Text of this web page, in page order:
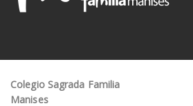
Colegio Sagrada Familia
Manises